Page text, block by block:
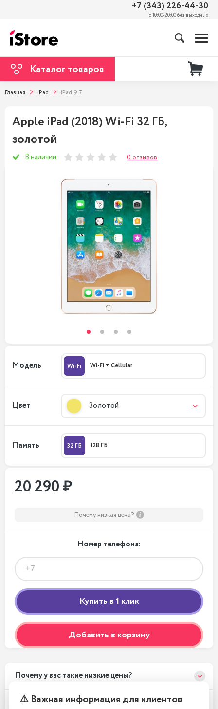
+7 (343) 226-44-30
с 10:00-20:00 без выходных
Каталог товаров
Главная iPad iPad 9.7
Apple iPad (2018) Wi-Fi 32 ГБ,
золотой
В наличии 0 отзывов
Модель Wi-Fi Wi-Fi + Cellular
Цвет Золотой
Память 32 ГБ 128 ГБ
20 290 ₽
Почему низкая цена?
Номер телефона:
Добавить в корзину
Почему у вас такие низкие цены?
Телефоны новые или восстановленные?
⚠️ Важная информация для клиентов